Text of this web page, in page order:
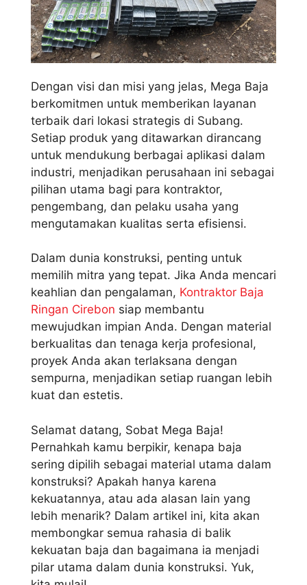
Dengan visi dan misi yang jelas, Mega Baja
berkomitmen untuk memberikan layanan
terbaik dari lokasi strategis di Subang.
Setiap produk yang ditawarkan dirancang
untuk mendukung berbagai aplikasi dalam
industri, menjadikan perusahaan ini sebagai
pilihan utama bagi para kontraktor,
pengembang, dan pelaku usaha yang
mengutamakan kualitas serta efisiensi.
Dalam dunia konstruksi, penting untuk
memilih mitra yang tepat. Jika Anda mencari
keahlian dan pengalaman, Kontraktor Baja
Ringan Cirebon siap membantu
mewujudkan impian Anda. Dengan material
berkualitas dan tenaga kerja profesional,
proyek Anda akan terlaksana dengan
sempurna, menjadikan setiap ruangan lebih
kuat dan estetis.
Selamat datang, Sobat Mega Baja!
Pernahkah kamu berpikir, kenapa baja
sering dipilih sebagai material utama dalam
konstruksi? Apakah hanya karena
kekuatannya, atau ada alasan lain yang
lebih menarik? Dalam artikel ini, kita akan
membongkar semua rahasia di balik
kekuatan baja dan bagaimana ia menjadi
pilar utama dalam dunia konstruksi. Yuk,